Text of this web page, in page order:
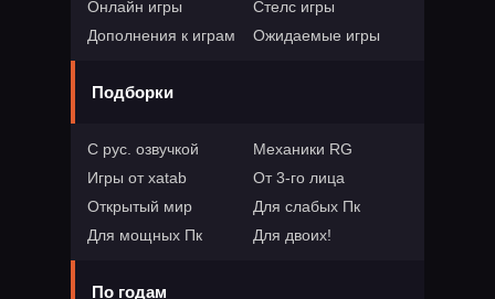
Онлайн игры
Стелс игры
Дополнения к играм
Ожидаемые игры
Подборки
С рус. озвучкой
Механики RG
Игры от xatab
От 3-го лица
Открытый мир
Для слабых Пк
Для мощных Пк
Для двоих!
По годам